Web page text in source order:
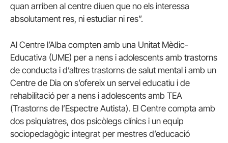
quan arriben al centre diuen que no els interessa
absolutament res, ni estudiar ni res”.
Al Centre l’Alba compten amb una Unitat Mèdic-
Educativa (UME) per a nens i adolescents amb trastorns
de conducta i d’altres trastorns de salut mental i amb un
Centre de Dia on s’ofereix un servei educatiu i de
rehabilitació per a nens i adolescents amb TEA
(Trastorns de l’Espectre Autista). El Centre compta amb
dos psiquiatres, dos psicòlegs clínics i un equip
sociopedagògic integrat per mestres d’educació